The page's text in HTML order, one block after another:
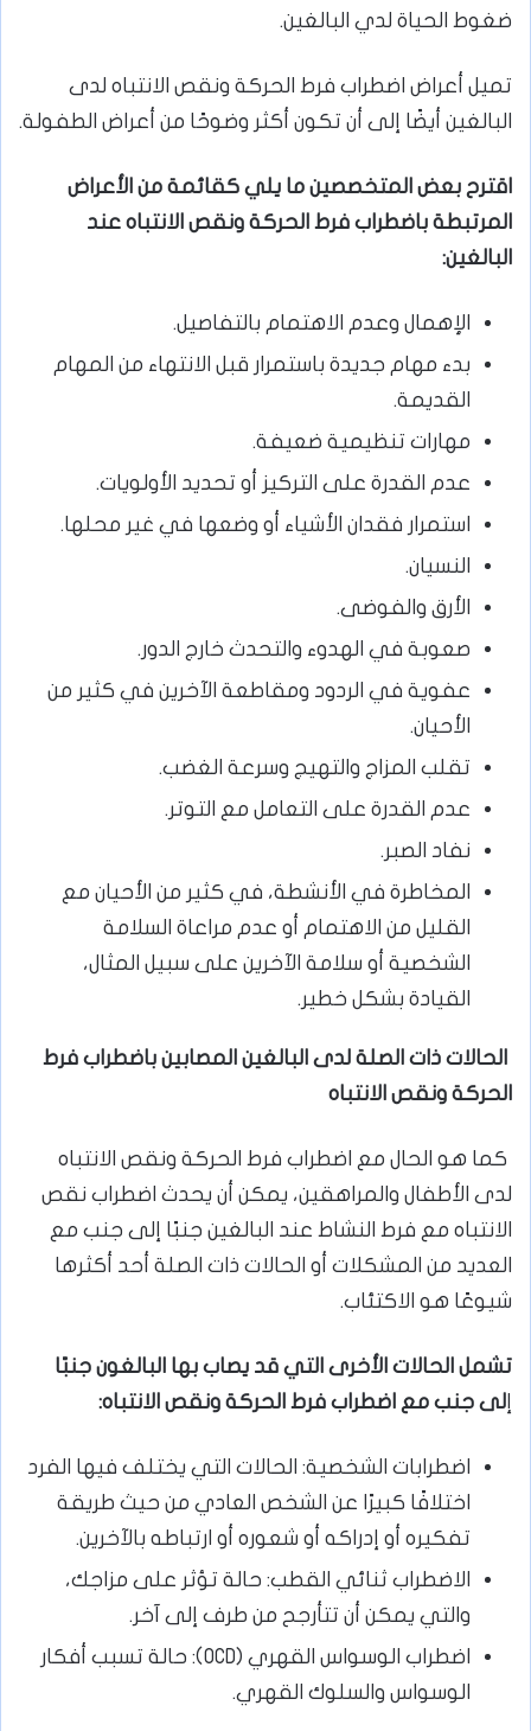
ضغوط الحياة لدي البالغين.
تميل أعراض اضطراب فرط الحركة ونقص الانتباه لدى
البالغين أيضًا إلى أن تكون أكثر وضوحًا من أعراض الطفولة.
اقترح بعض المتخصصين ما يلي كقائمة من الأعراض
المرتبطة باضطراب فرط الحركة ونقص الانتباه عند
البالغين:
الإهمال وعدم الاهتمام بالتفاصيل.
بدء مهام جديدة باستمرار قبل الانتهاء من المهام
القديمة.
مهارات تنظيمية ضعيفة.
عدم القدرة على التركيز أو تحديد الأولويات.
استمرار فقدان الأشياء أو وضعها في غير محلها.
النسيان.
الأرق والفوضى.
صعوبة في الهدوء والتحدث خارج الدور.
عفوية في الردود ومقاطعة الآخرين في كثير من
الأحيان.
تقلب المزاج والتهيج وسرعة الغضب.
عدم القدرة على التعامل مع التوتر.
نفاد الصبر.
المخاطرة في الأنشطة، في كثير من الأحيان مع
القليل من الاهتمام أو عدم مراعاة السلامة
الشخصية أو سلامة الآخرين على سبيل المثال،
القيادة بشكل خطير.
الحالات ذات الصلة لدى البالغين المصابين باضطراب فرط
الحركة ونقص الانتباه
كما هو الحال مع اضطراب فرط الحركة ونقص الانتباه
لدى الأطفال والمراهقين، يمكن أن يحدث اضطراب نقص
الانتباه مع فرط النشاط عند البالغين جنبًا إلى جنب مع
العديد من المشكلات أو الحالات ذات الصلة أحد أكثرها
شيوعًا هو الاكتئاب.
تشمل الحالات الأخرى التي قد يصاب بها البالغون جنبًا
لى جنب مع اضطراب فرط الحركة ونقص الانتباه:
اضطرابات الشخصية: الحالات التي يختلف فيها الفرد
اختلافًا كبيرًا عن الشخص العادي من حيث طريقة
تفكيره أو إدراكه أو شعوره أو ارتباطه بالآخرين.
الاضطراب ثنائي القطب: حالة تؤثر على مزاجك،
والتي يمكن أن تتأرجح من طرف إلى آخر.
اضطراب الوسواس القهري (OCD): حالة تسبب أفكار
الوسواس والسلوك القهري.